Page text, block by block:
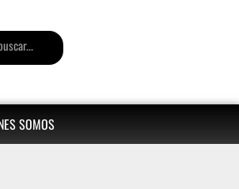
SOMOS